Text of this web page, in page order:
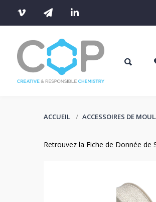
ACCUEIL ACCESSOIRES DE
Retrouvez la Fiche de Donnée de